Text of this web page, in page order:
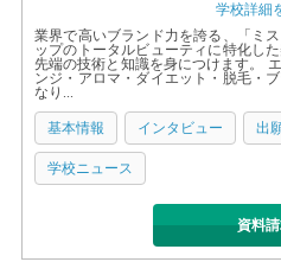
学校詳細
業界で高いブランド力を誇る、「ミ
ップのトータルビューティに特化し
先端の技術と知識を身につけます。
ンジ・アロマ・ダイエット・脱毛・
なり...
基本情報 インタビュー 出
学校ニュース
資料